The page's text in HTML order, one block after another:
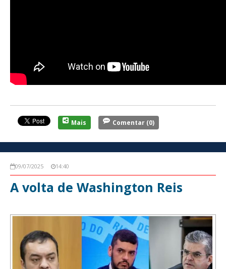
Mais Comentar (0)
09/07/2025 14:40
A volta de Washington Reis